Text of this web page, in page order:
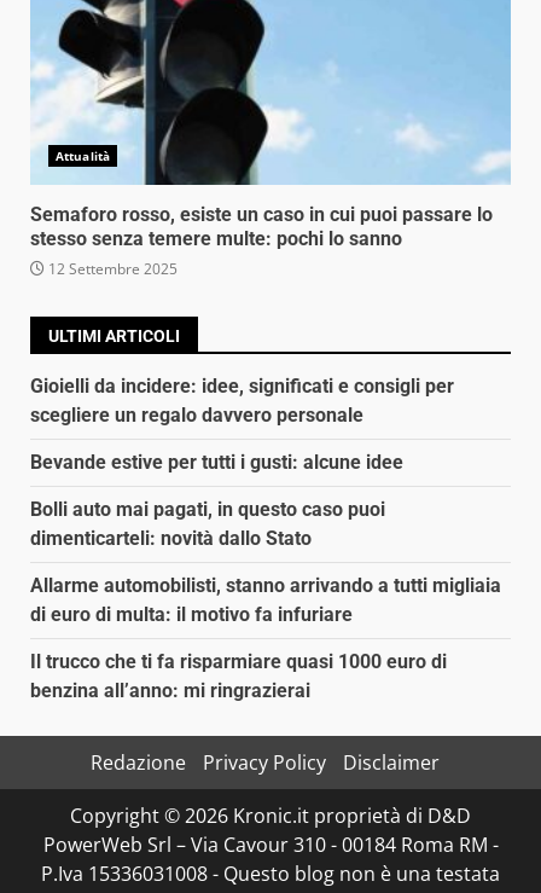
Attualità
Semaforo rosso, esiste un caso in cui puoi passare lo
stesso senza temere multe: pochi lo sanno
12 Settembre 2025
ULTIMI ARTICOLI
Gioielli da incidere: idee, significati e consigli per
scegliere un regalo davvero personale
Bevande estive per tutti i gusti: alcune idee
Bolli auto mai pagati, in questo caso puoi
dimenticarteli: novità dallo Stato
Allarme automobilisti, stanno arrivando a tutti migliaia
di euro di multa: il motivo fa infuriare
Il trucco che ti fa risparmiare quasi 1000 euro di
benzina all’anno: mi ringrazierai
Redazione Privacy Policy
Disclaimer
Copyright © 2026 Kronic.it proprietà di D&D
PowerWeb Srl – Via Cavour 310 - 00184 Roma RM -
P.Iva 15336031008 - Questo blog non è una testata